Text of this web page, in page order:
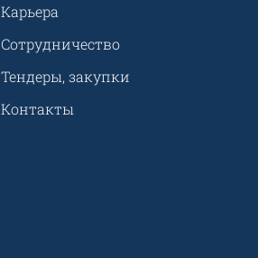
Карьера
Сотрудничество
Тендеры, закупки
Контакты